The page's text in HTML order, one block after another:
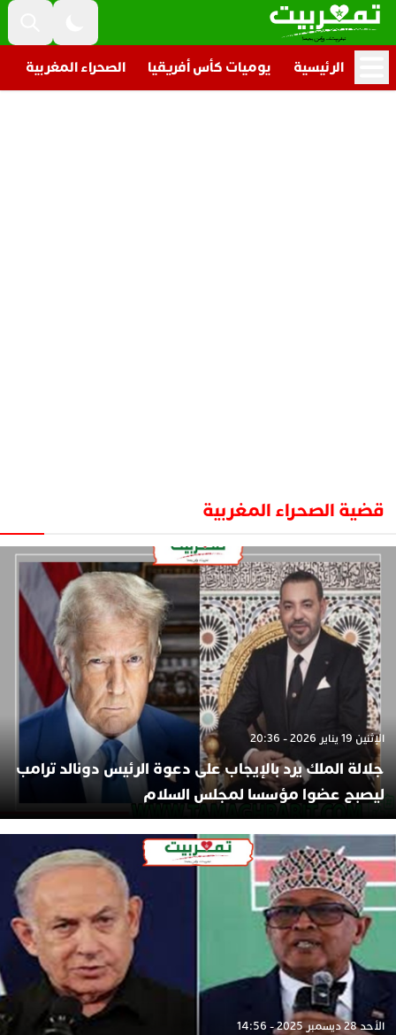
الرئيسية يوميات كأس أفريقيا الصحراء المغربية
قضية الصحراء المغربية
الإثنين 19 يناير 2026 - 20:36
جلالة الملك يرد بالإيجاب على دعوة الرئيس دونالد ترامب
ليصبح عضوا مؤسسا لمجلس السلام
الأحد 28 ديسمبر 2025 - 14:56